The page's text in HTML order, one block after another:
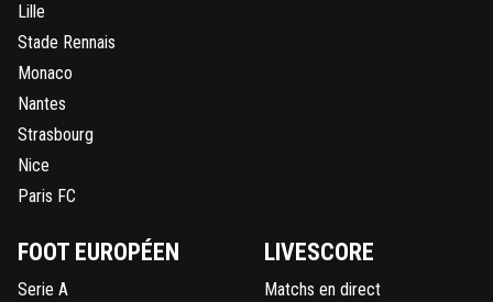
Lille
Stade Rennais
Monaco
Nantes
Strasbourg
Nice
Paris FC
FOOT EUROPÉEN
Serie A
LIVESCORE
Matchs en direct